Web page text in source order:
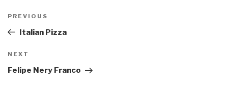
Previous
Post
PREVIOUS
Italian Pizza
Next
Post
NEXT
Felipe Nery Franco